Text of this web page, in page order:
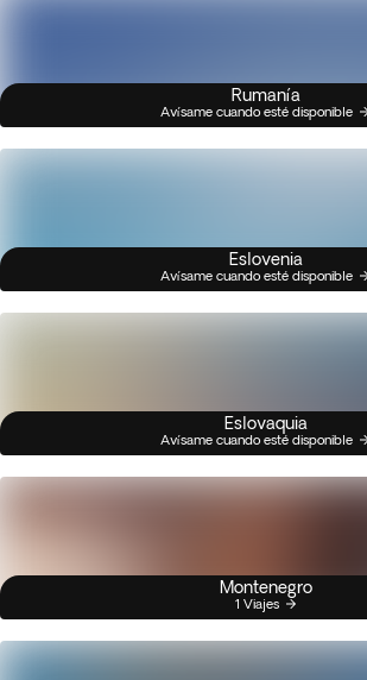
Rumanía
Avísame cuando esté disponible
Eslovenia
Avísame cuando esté disponible
Eslovaquia
Avísame cuando esté disponible
Montenegro
1 Viajes